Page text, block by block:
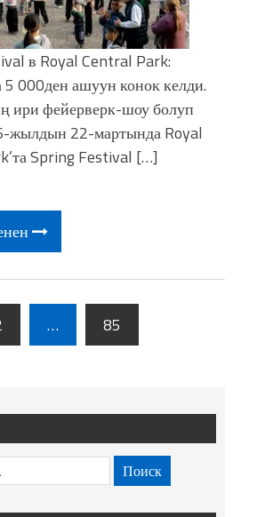
в Royal Central Park:
5 000ден ашуун конок келди.
ири фейерверк-шоу болуп
жылдын 22-мартында Royal
Spring Festival […]
…
85